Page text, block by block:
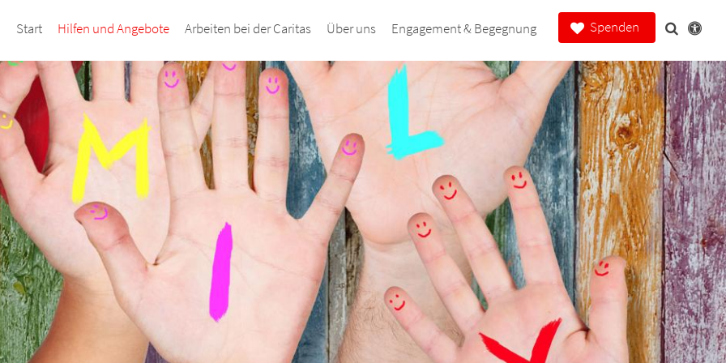
Start Hilfen und Angebote Arbeiten bei der Caritas Über uns Engagement & Begegnung Spenden